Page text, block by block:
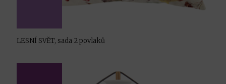
LESNÍ SVĚT, sada 2 povlaků